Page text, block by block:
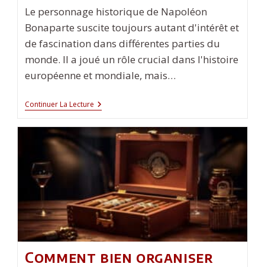
Le personnage historique de Napoléon
Bonaparte suscite toujours autant d'intérêt et
de fascination dans différentes parties du
monde. Il a joué un rôle crucial dans l'histoire
européenne et mondiale, mais…
Continuer La Lecture Comment
Est
Napoléon
Les
Américains
Comment bien organiser